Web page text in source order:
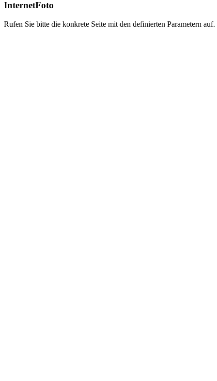
InternetFoto
Rufen Sie bitte die konkrete Seite mit den definierten Parametern auf.